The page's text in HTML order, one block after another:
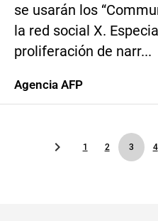
se usarán los
la red social X.
proliferación de narr...
Agencia AFP
1 2 3 4